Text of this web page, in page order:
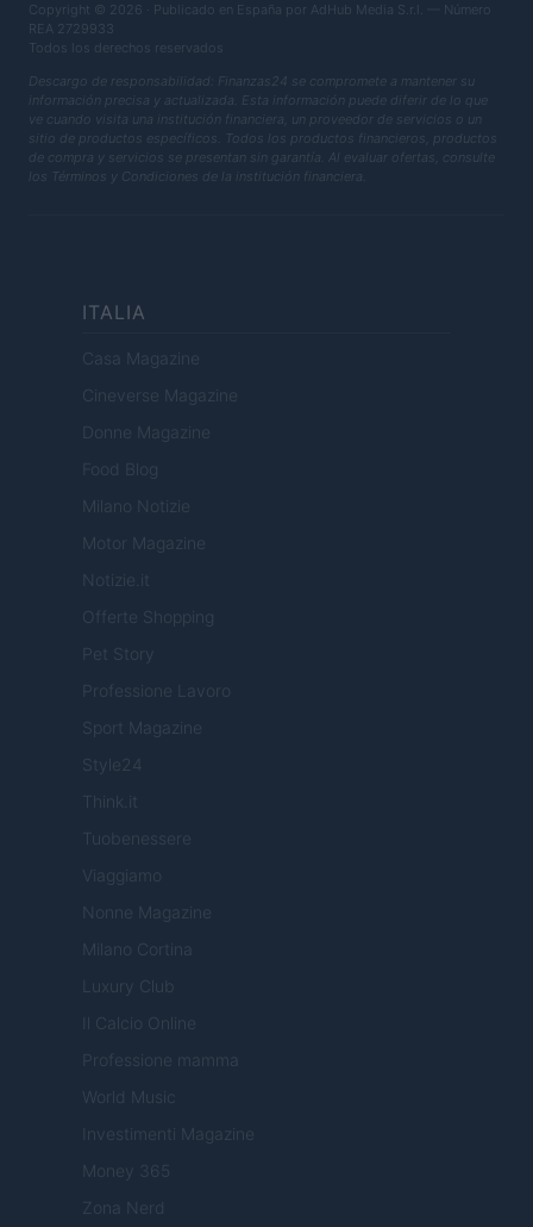
Copyright © 2026 · Publicado en España por AdHub Media S.r.l. — Número
REA 2729933
Todos los derechos reservados
Descargo de responsabilidad: Finanzas24 se compromete a mantener su
información precisa y actualizada. Esta información puede diferir de lo que
ve cuando visita una institución financiera, un proveedor de servicios o un
sitio de productos específicos. Todos los productos financieros, productos
de compra y servicios se presentan sin garantía. Al evaluar ofertas, consulte
los Términos y Condiciones de la institución financiera.
ITALIA
Casa Magazine
Cineverse Magazine
Donne Magazine
Food Blog
Milano Notizie
Motor Magazine
Notizie.it
Offerte Shopping
Pet Story
Professione Lavoro
Sport Magazine
Style24
Think.it
Tuobenessere
Viaggiamo
Nonne Magazine
Milano Cortina
Luxury Club
Il Calcio Online
Professione mamma
World Music
Investimenti Magazine
Money 365
Zona Nerd